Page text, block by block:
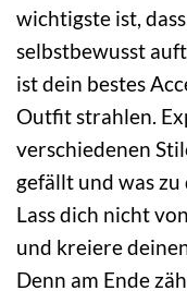
wichtigste ist,
selbstbewusst
ist dein bestes
Outfit strahlen.
verschiedenen
gefällt und was
Lass dich nicht
und kreiere
Denn am Ende